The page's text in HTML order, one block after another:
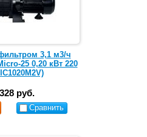
3,1 м3/ч
25 0,20 кВт 220
руб.
Сравнить